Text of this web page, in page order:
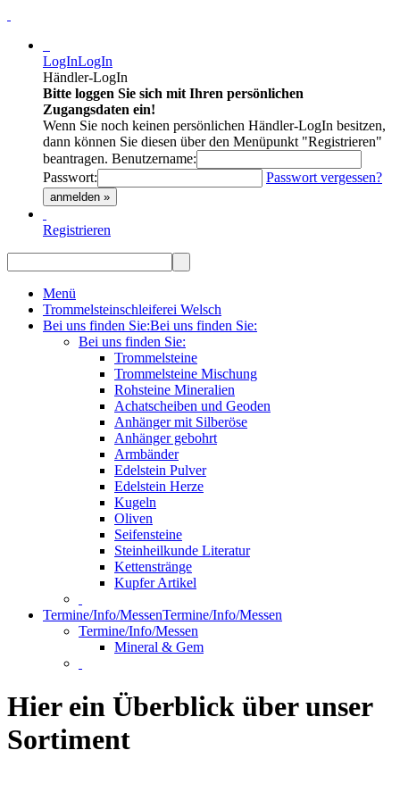
LogInLogIn
Händler-LogIn
Bitte loggen Sie sich mit Ihren persönlichen
Zugangsdaten ein!
Wenn Sie noch keinen persönlichen Händler-LogIn besitzen,
dann können Sie diesen über den Menüpunkt "Registrieren"
beantragen. Benutzername:
Passwort:
Passwort vergessen?
anmelden »
Registrieren
Menü
Trommelsteinschleiferei Welsch
Bei uns finden Sie:Bei uns finden Sie:
Bei uns finden Sie:
Trommelsteine
Trommelsteine Mischung
Rohsteine Mineralien
Achatscheiben und Geoden
Anhänger mit Silberöse
Anhänger gebohrt
Armbänder
Edelstein Pulver
Edelstein Herze
Kugeln
Oliven
Seifensteine
Steinheilkunde Literatur
Kettenstränge
Kupfer Artikel
Termine/Info/MessenTermine/Info/Messen
Termine/Info/Messen
Mineral & Gem
Hier ein Überblick über unser
Sortiment